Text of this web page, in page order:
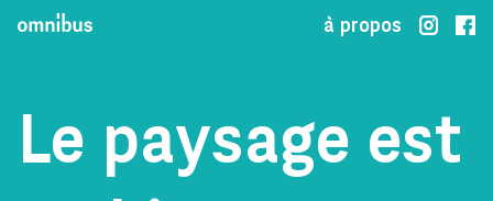
à propos
Le paysage est